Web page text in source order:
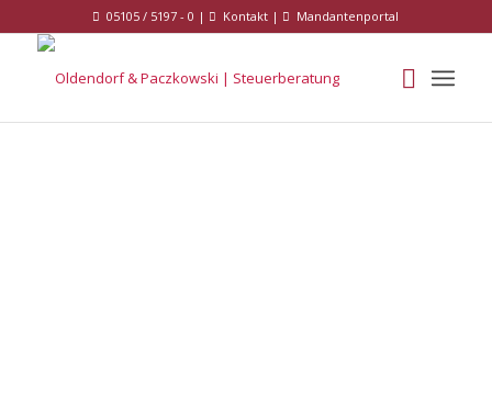
05105 / 5197 - 0 | Kontakt | Mandantenportal